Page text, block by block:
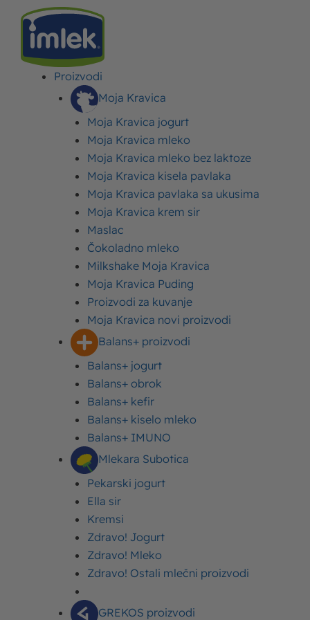
Proizvodi
Moja Kravica
Moja Kravica jogurt
Moja Kravica mleko
Moja Kravica mleko bez laktoze
Moja Kravica kisela pavlaka
Moja Kravica pavlaka sa ukusima
Moja Kravica krem sir
Maslac
Čokoladno mleko
Milkshake Moja Kravica
Moja Kravica Puding
Proizvodi za kuvanje
Moja Kravica novi proizvodi
Balans+ proizvodi
Balans+ jogurt
Balans+ obrok
Balans+ kefir
Balans+ kiselo mleko
Balans+ IMUNO
Mlekara Subotica
Pekarski jogurt
Ella sir
Kremsi
Zdravo! Jogurt
Zdravo! Mleko
Zdravo! Ostali mlečni proizvodi
GREKOS proizvodi
>NAGRADNE IGRE
NAGRADNU IGRU POD SLOGANOM „MOJA KRAVICA NAGRADNA IGRICA-
SVAKOG DANA PETICA!“
Moja Kravica i ove godine
organizuje nagradnu igru
pod sloganom „Moja
Kravica nagradna igrica-
svakog dana petica!“
30. avgust 2023. Ažurirano: 06. februar 2024.
Nagradna igra počinje 31.avgusta i traje sve do 30.
septembra, a Moja Kravica će podeliti 30 Playstation
Sve što treba da uradite je da u nekom od Delhaize
objekata kupite bilo koje Moja Kravica čoko mleko,
mleko, šejk ili puding u pakovanju do 300 ml u